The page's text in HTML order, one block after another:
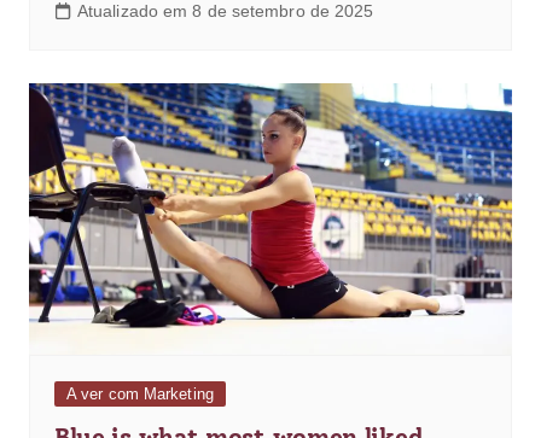
Atualizado em 8 de setembro de 2025
A ver com Marketing